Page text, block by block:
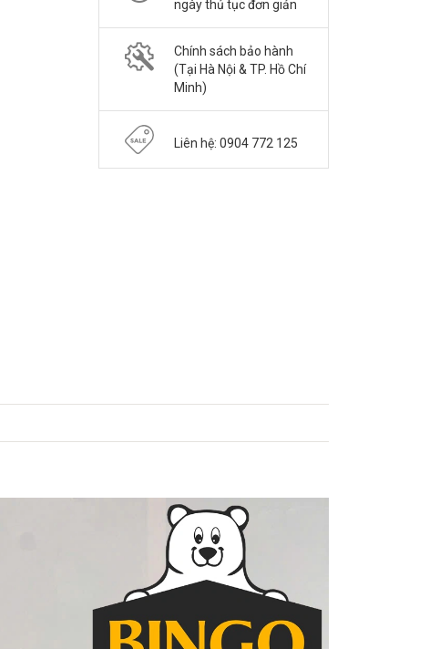
ngày thủ tục đơn giản
Chính sách bảo hành
(Tại Hà Nội & TP. Hồ Chí
Minh)
Liên hệ: 0904 772 125